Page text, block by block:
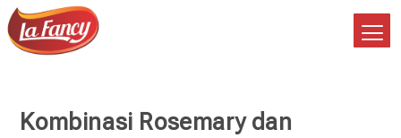
Kombinasi Rosemary dan